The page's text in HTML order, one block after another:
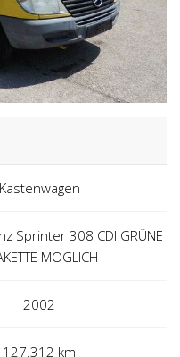
Kastenwagen
Sprinter 308 CDI GRÜNE
MÖGLICH
2002
127.312 km